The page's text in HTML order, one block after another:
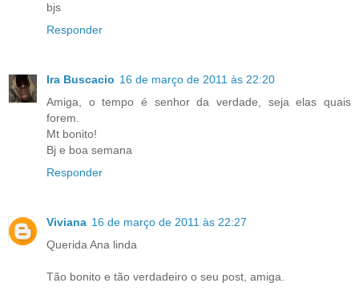
bjs
Responder
Ira Buscacio 16 de março de 2011 às 22:20
Amiga, o tempo é senhor da verdade, seja elas quais
forem.
Mt bonito!
Bj e boa semana
Responder
Viviana 16 de março de 2011 às 22:27
Querida Ana linda
Tão bonito e tão verdadeiro o seu post, amiga.